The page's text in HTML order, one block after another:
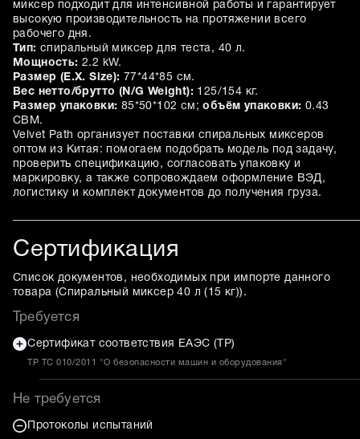
миксер подходит для интенсивной работы и гарантирует
высокую производительность на протяжении всего
рабочего дня.
Тип: спиральный миксер для теста, 40 л.
Мощность: 2.2 kW.
Размер (E.X. Size): 77*44*85 см.
Вес нетто/брутто (N/G Weight): 125/154 кг.
Размер упаковки: 85*50*102 см;объём упаковки: 0.43
CBM.
Velvet Path организует поставки спиральных миксеров
оптом из Китая: помогаем подобрать модель под задачу,
проверить спецификацию, согласовать упаковку и
маркировку, а также сопровождаем оформление ВЭД,
логистику и комплект документов до получения груза.
Сертификация
Список документов, необходимых при импорте данного
товара (Спиральный миксер 40 л (15 кг)).
Требуется
Сертификат соответствия ЕАЭС (ТР)
ТР ТС 010/2011 "О безопасности машин и оборудования"
Не требуется
Протоколы испытаний